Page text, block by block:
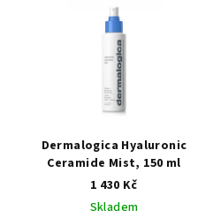
Dermalogica Hyaluronic
Ceramide Mist, 150 ml
1 430 Kč
Skladem